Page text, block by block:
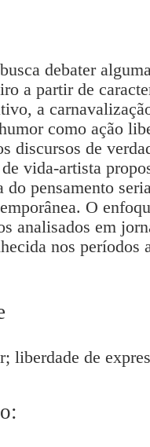
debater
a partir de
a
como ação
discursos de
vida-artista
do pensamento
O
analisados em
nos períodos
liberdade de